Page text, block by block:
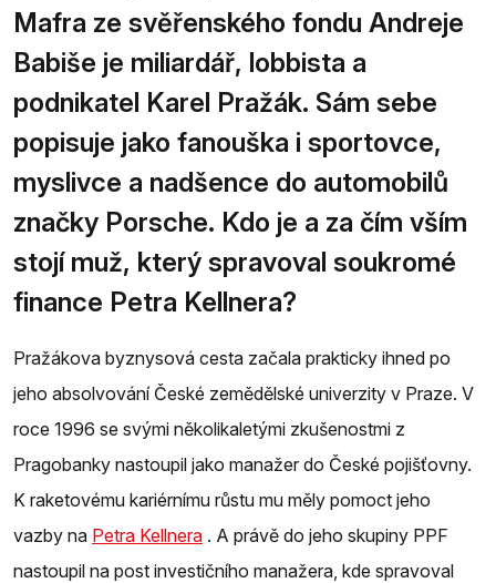
Mafra ze svěřenského fondu Andreje
Babiše je miliardář, lobbista a
podnikatel Karel Pražák. Sám sebe
popisuje jako fanouška i sportovce,
myslivce a nadšence do automobilů
značky Porsche. Kdo je a za čím vším
stojí muž, který spravoval soukromé
finance Petra Kellnera?
Pražákova byznysová cesta začala prakticky ihned po
jeho absolvování České zemědělské univerzity v Praze. V
roce 1996 se svými několikaletými zkušenostmi z
Pragobanky nastoupil jako manažer do České pojišťovny.
K raketovému kariérnímu růstu mu měly pomoct jeho
vazby na Petra Kellnera . A právě do jeho skupiny PPF
nastoupil na post investičního manažera, kde spravoval